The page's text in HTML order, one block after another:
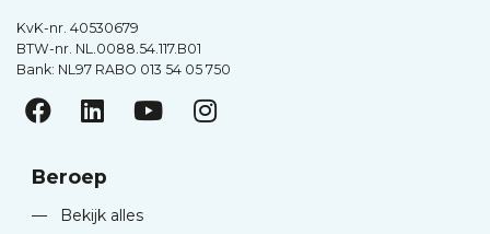
KvK-nr. 40530679
BTW-nr. NL.0088.54.117.B01
Bank: NL97 RABO 013 54 05 750
Beroep
—
Bekijk alles